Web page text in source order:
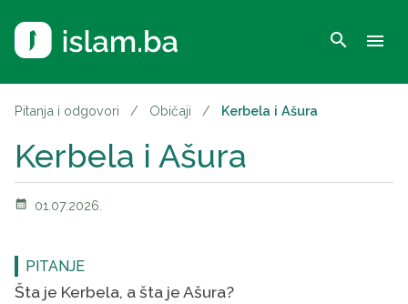
search menu
Pitanja i odgovori / Običaji / Kerbela i Ašura
Kerbela i Ašura
calendar_month 01.07.2026.
PITANJE
Šta je Kerbela, a šta je Ašura?